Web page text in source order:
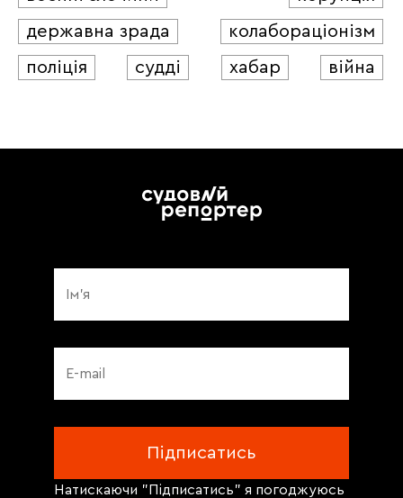
державна зрада
колабораціонізм
поліція
судді хабар війна
Натискаючи "Підписатись" я погоджуюсь